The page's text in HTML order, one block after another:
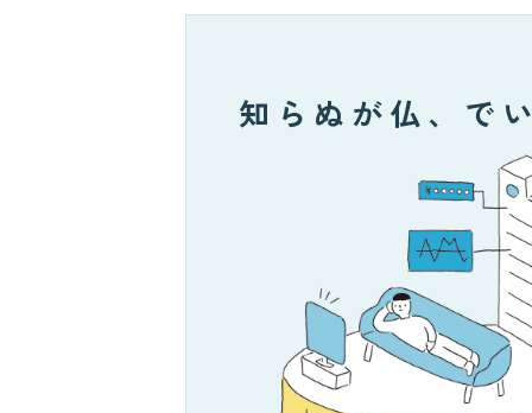
知らぬが仏、で